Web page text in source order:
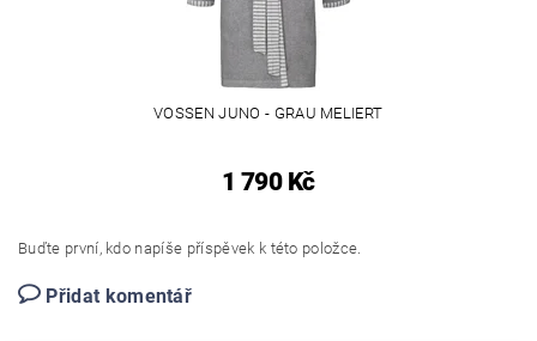
VOSSEN JUNO - GRAU MELIERT
1 790 Kč
Buďte první, kdo napíše příspěvek k této položce.
Přidat komentář